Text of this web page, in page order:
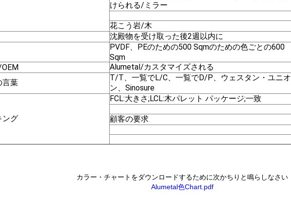
けられる/ミラー
花こう岩/木
沈殿物を受け取った後2週以内に
PVDF、PEのための500 Sqmのための色ごとの600
Sqm
Alumetal/カスタマイズされる
言葉
T/T、一覧でL/C、一覧でD/P、ウェスタン・ユニオ
ン、Sinosure
ング
FCL:大きさ;LCL:木パレット パッケージ;一致
顧客の要求
カラー・チャートをダウンロードするために次かちりと鳴らしなさい
Alumetal色Chart.pdf